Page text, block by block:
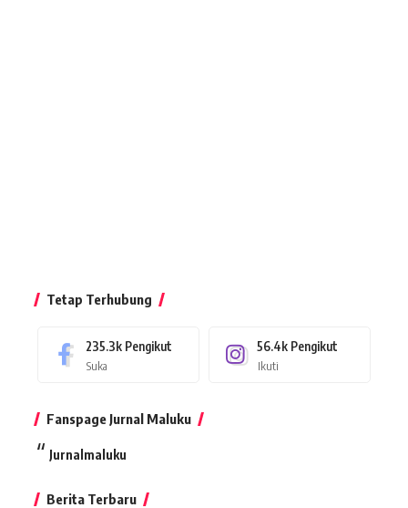
Tetap Terhubung
235.3k Pengikut
Suka
56.4k Pengikut
Ikuti
Fanspage Jurnal Maluku
Jurnalmaluku
Berita Terbaru